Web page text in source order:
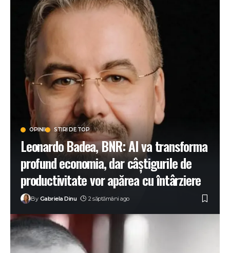
OPINII STIRI DE TOP
Leonardo Badea, BNR: AI va transforma
profund economia, dar câștigurile de
productivitate vor apărea cu întârziere
By Gabriela Dinu 2 săptămâni ago